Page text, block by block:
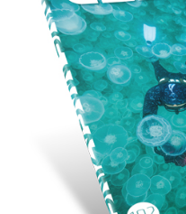
话题焦点
关于我们